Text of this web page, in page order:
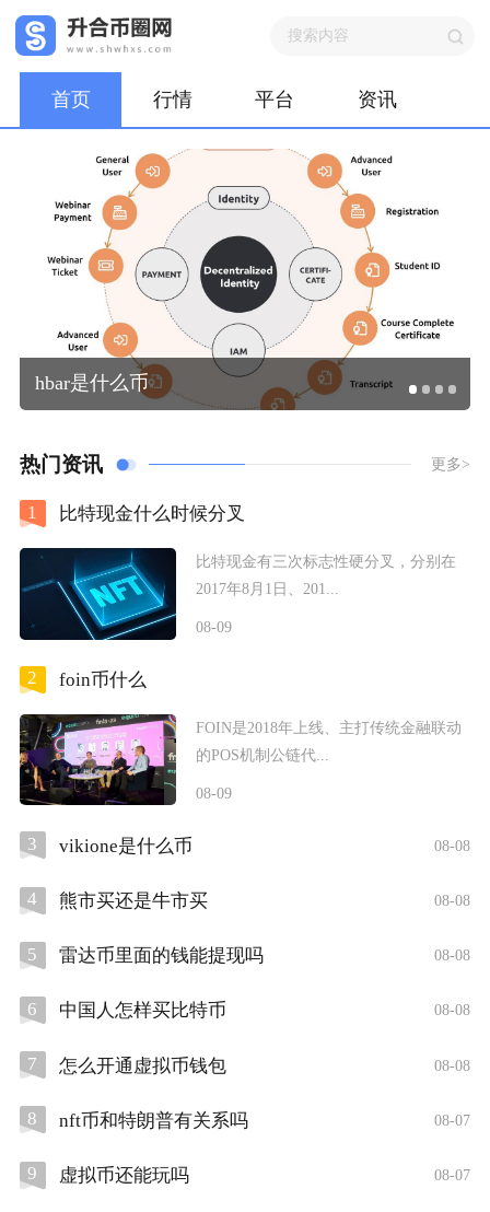
首页 行情 平台 资讯
hbar是什么币
热门资讯 更多>
1 比特现金什么时候分叉
比特现金有三次标志性硬分叉，分别在
2017年8月1日、201...
08-09
2 foin币什么
FOIN是2018年上线、主打传统金融联动
的POS机制公链代...
08-09
3 vikione是什么币 08-08
4 熊市买还是牛市买 08-08
5 雷达币里面的钱能提现吗 08-08
6 中国人怎样买比特币 08-08
7 怎么开通虚拟币钱包 08-08
8 nft币和特朗普有关系吗 08-07
9 虚拟币还能玩吗 08-07